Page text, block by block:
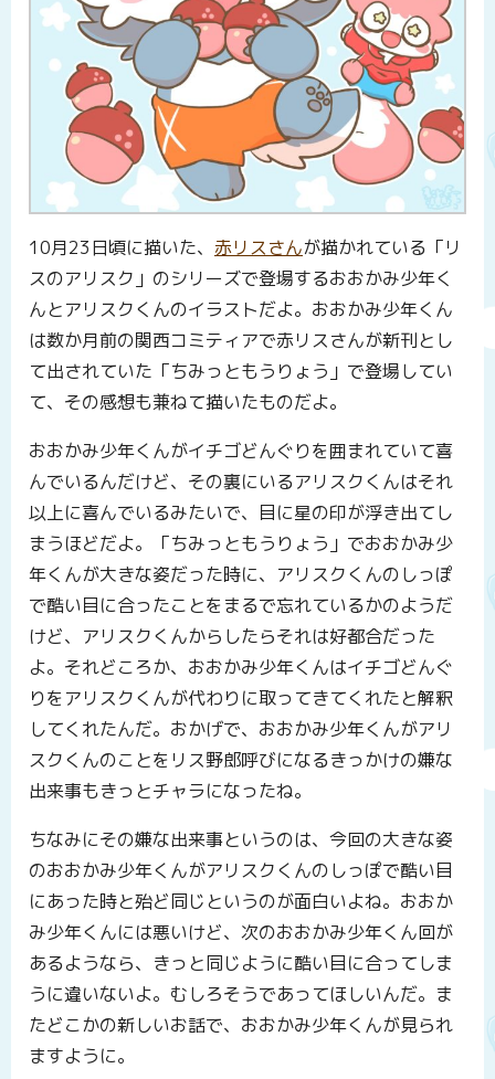
10月23日頃に描いた、 赤リスさんが描かれている「リ
スのアリスク」のシリーズで登場するおおかみ少年く
んとアリスクくんのイラストだよ。おおかみ少年くん
は数か月前の関西コミティアで赤リスさんが新刊とし
て出されていた「ちみっともうりょう」で登場してい
て、その感想も兼ねて描いたものだよ。
おおかみ少年くんがイチゴどんぐりを囲まれていて喜
んでいるんだけど、その裏にいるアリスクくんはそれ
以上に喜んでいるみたいで、目に星の印が浮き出てし
まうほどだよ。「ちみっともうりょう」でおおかみ少
年くんが大きな姿だった時に、アリスクくんのしっぽ
で酷い目に合ったことをまるで忘れているかのようだ
けど、アリスクくんからしたらそれは好都合だった
よ。それどころか、おおかみ少年くんはイチゴどんぐ
りをアリスクくんが代わりに取ってきてくれたと解釈
してくれたんだ。おかげで、おおかみ少年くんがアリ
スクくんのことをリス野郎呼びになるきっかけの嫌な
出来事もきっとチャラになったね。
ちなみにその嫌な出来事というのは、今回の大きな姿
のおおかみ少年くんがアリスクくんのしっぽで酷い目
にあった時と殆ど同じというのが面白いよね。おおか
み少年くんには悪いけど、次のおおかみ少年くん回が
あるようなら、きっと同じように酷い目に合ってしま
うに違いないよ。むしろそうであってほしいんだ。ま
たどこかの新しいお話で、おおかみ少年くんが見られ
ますように。